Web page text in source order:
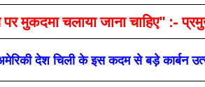
मुकदमा चलाया जाना चाहिए" :-
देश चिली के इस कदम से बड़े कार्बन